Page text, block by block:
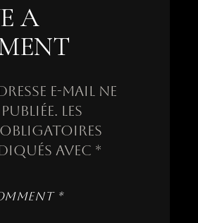
A
e-mail ne
Les
obligatoires
avec *